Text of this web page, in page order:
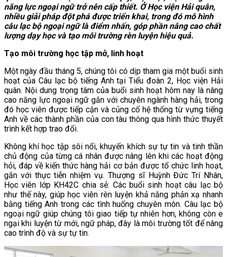
năng lực ngoại ngữ trở nên cấp thiết. Ở Học viện Hải quân,
nhiều giải pháp đột phá được triển khai, trong đó mô hình
câu lạc bộ ngoại ngữ là điểm nhấn, góp phần nâng cao chất
lượng dạy học và tạo môi trường rèn luyện hiệu quả.
Tạo môi trường học tập mở, linh hoạt
Một ngày đầu tháng 5, chúng tôi có dịp tham gia một buổi sinh
hoạt của Câu lạc bộ tiếng Anh tại Tiểu đoàn 2, Học viện Hải
quân. Nội dung trọng tâm của buổi sinh hoạt hôm nay là nâng
cao năng lực ngoại ngữ gắn với chuyên ngành hàng hải, trong
đó học viên được tiếp cận và củng cố hệ thống từ vựng tiếng
Anh về các thành phần của con tàu thông qua hình thức thuyết
trình kết hợp trao đổi.
Không khí học tập sôi nổi, khuyến khích sự tự tin và tinh thần
chủ động của từng cá nhân được nâng lên khi các hoạt động
hỏi, đáp về kiến thức hàng hải cơ bản được tổ chức linh hoạt,
gắn với thực tiễn nhiệm vụ. Thượng sĩ Huỳnh Đức Trí Nhân,
Học viên lớp KH42C chia sẻ: Các buổi sinh hoạt câu lạc bộ
như thế này, giúp học viên rèn luyện khả năng phản xạ nhanh
bằng tiếng Anh trong các tình huống chuyên môn. Câu lạc bộ
ngoại ngữ giúp chúng tôi giao tiếp tự nhiên hơn, không còn e
ngại khi luyện từ mới, ngữ pháp, đây là môi trường tốt để nâng
cao trình độ và sự tự tin.